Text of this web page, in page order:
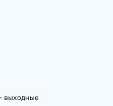
выходные